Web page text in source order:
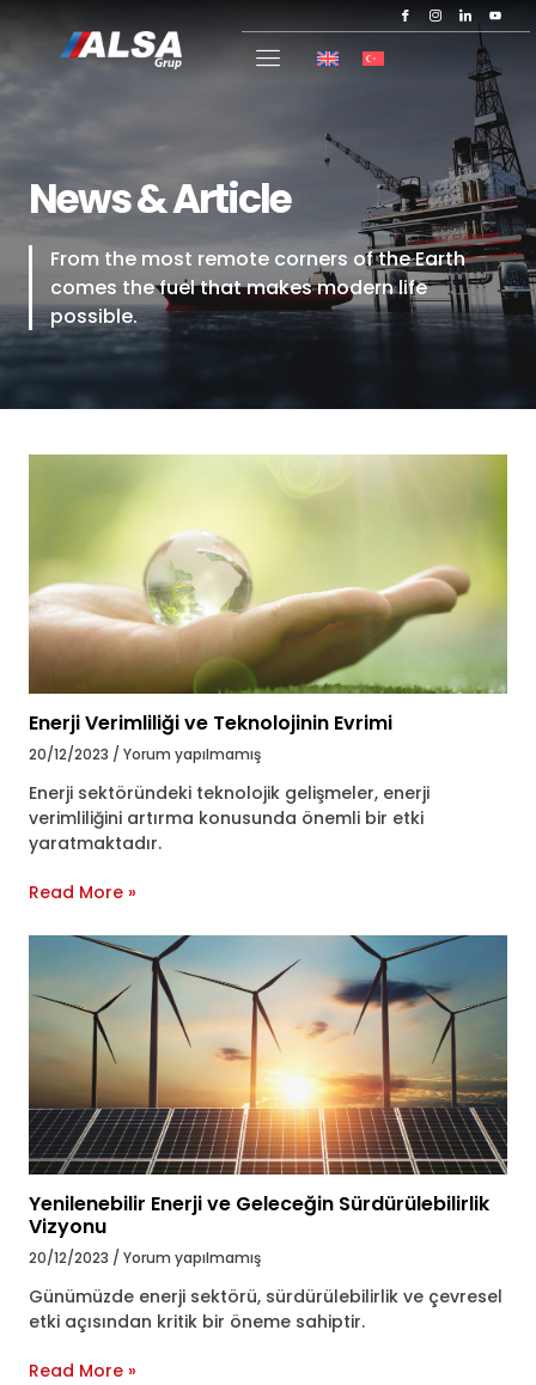
News & Article
From the most remote corners of the Earth
comes the fuel that makes modern life
possible.
Enerji Verimliliği ve Teknolojinin Evrimi
20/12/2023 Yorum yapılmamış
Enerji sektöründeki teknolojik gelişmeler, enerji
verimliliğini artırma konusunda önemli bir etki
yaratmaktadır.
Read More »
Yenilenebilir Enerji ve Geleceğin Sürdürülebilirlik
Vizyonu
20/12/2023 Yorum yapılmamış
Günümüzde enerji sektörü, sürdürülebilirlik ve çevresel
etki açısından kritik bir öneme sahiptir.
Read More »